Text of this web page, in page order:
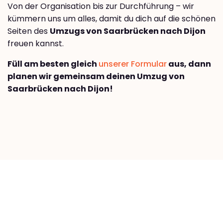
Von der Organisation bis zur Durchführung – wir
kümmern uns um alles, damit du dich auf die schönen
Seiten des Umzugs von Saarbrücken nach Dijon
freuen kannst.
Füll am besten gleich unserer Formularaus, dann
planen wir gemeinsam deinen Umzug von
Saarbrücken nach Dijon!